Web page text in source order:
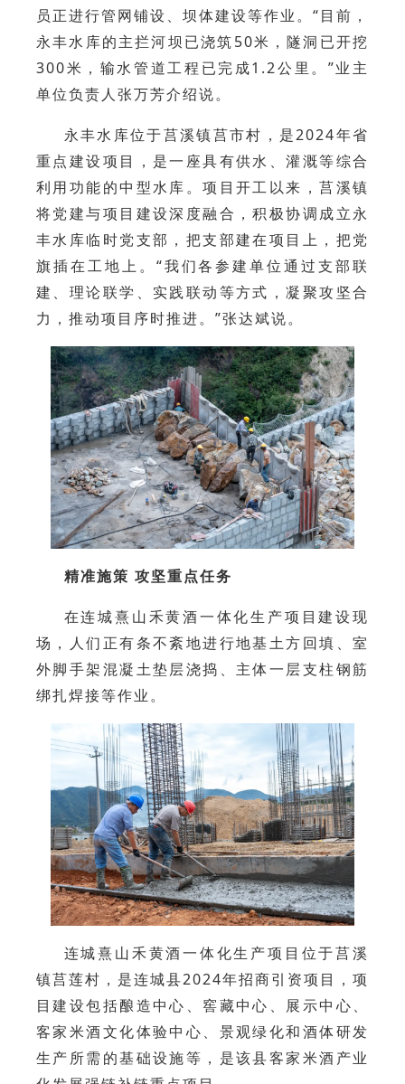
员正进行管网铺设、坝体建设等作业。“目前，
永丰水库的主拦河坝已浇筑50米，隧洞已开挖
300米，输水管道工程已完成1.2公里。”业主
单位负责人张万芳介绍说。
永丰水库位于莒溪镇莒市村，是2024年省
重点建设项目，是一座具有供水、灌溉等综合
利用功能的中型水库。项目开工以来，莒溪镇
将党建与项目建设深度融合，积极协调成立永
丰水库临时党支部，把支部建在项目上，把党
旗插在工地上。“我们各参建单位通过支部联
建、理论联学、实践联动等方式，凝聚攻坚合
力，推动项目序时推进。”张达斌说。
精准施策 攻坚重点任务
在连城熹山禾黄酒一体化生产项目建设现
场，人们正有条不紊地进行地基土方回填、室
外脚手架混凝土垫层浇捣、主体一层支柱钢筋
绑扎焊接等作业。
连城熹山禾黄酒一体化生产项目位于莒溪
镇莒莲村，是连城县2024年招商引资项目，项
目建设包括酿造中心、窖藏中心、展示中心、
客家米酒文化体验中心、景观绿化和酒体研发
生产所需的基础设施等，是该县客家米酒产业